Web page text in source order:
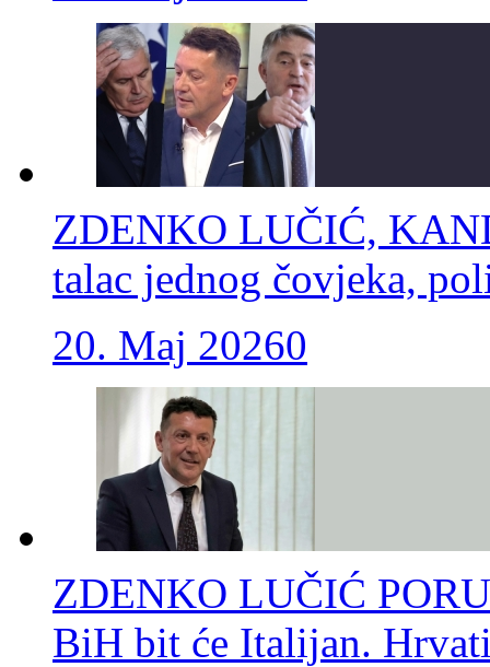
ZDENKO LUČIĆ,
talac jednog čovjeka,
20. Maj 20260
ZDENKO LUČIĆ
BiH bit će Italijan.